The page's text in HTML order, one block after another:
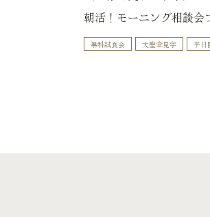
朝活！モーニング相談
無料試食会 大聖堂見学 平日